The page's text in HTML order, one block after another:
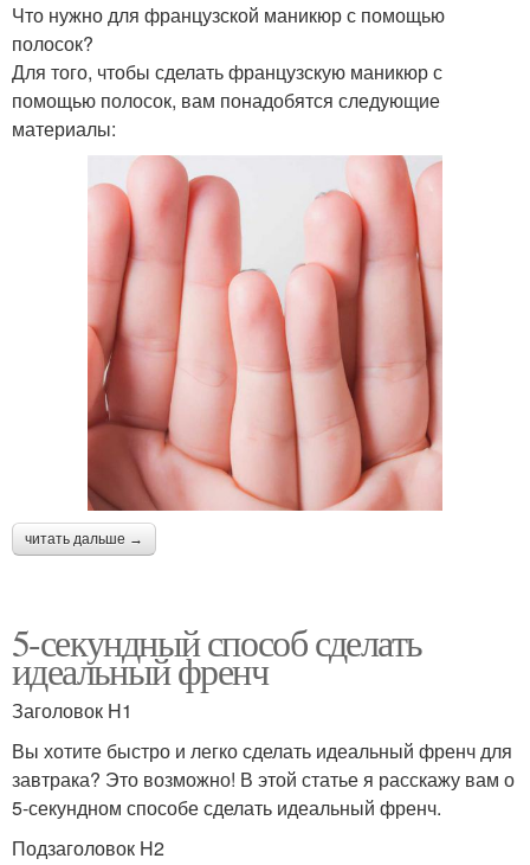
Что нужно для французской маникюр с помощью
полосок?
Для того, чтобы сделать французскую маникюр с
помощью полосок, вам понадобятся следующие
материалы:
читать дальше →
5-секундный способ сделать
идеальный френч
Заголовок H1
Вы хотите быстро и легко сделать идеальный френч для
завтрака? Это возможно! В этой статье я расскажу вам о
5-секундном способе сделать идеальный френч.
Подзаголовок H2